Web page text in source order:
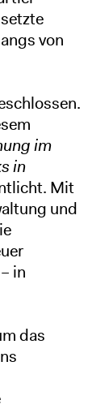
von
im
in
Mit
und
in
das